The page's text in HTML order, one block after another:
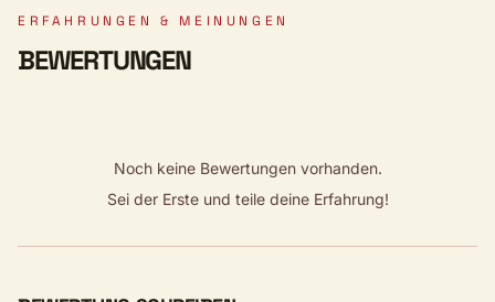
ERFAHRUNGEN & MEINUNGEN
BEWERTUNGEN
Noch keine Bewertungen vorhanden.
Sei der Erste und teile deine Erfahrung!